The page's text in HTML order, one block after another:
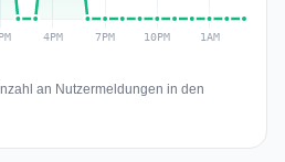
an Nutzermeldungen in den